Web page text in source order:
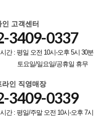
인 고객센터
3409-0337
간 : 평일 오전 10시-오후 5시 30분
토요일/일요일/공휴일 휴무
라인 직영매장
3409-0339
간 : 평일/주말 오전 10시-오후 7시